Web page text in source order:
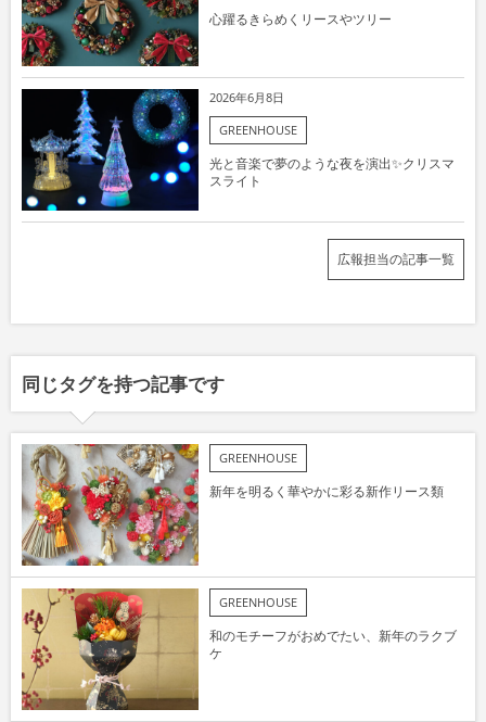
心躍るきらめくリースやツリー
2026年6月8日
GREENHOUSE
光と音楽で夢のような夜を演出✨クリスマ
スライト
広報担当の記事一覧
同じタグを持つ記事です
GREENHOUSE
新年を明るく華やかに彩る新作リース類
GREENHOUSE
和のモチーフがおめでたい、新年のラクブ
ケ